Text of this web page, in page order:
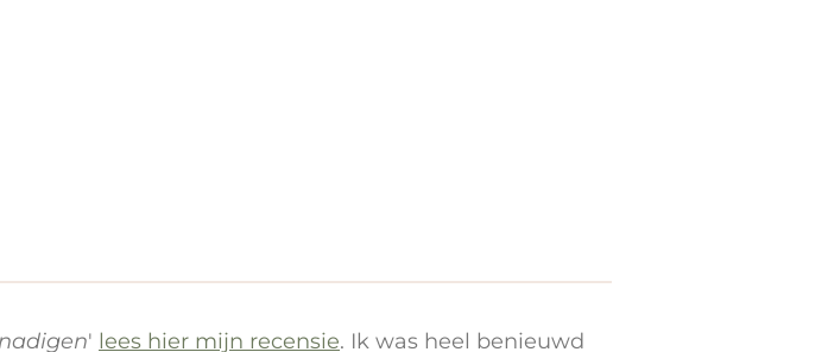
' lees hier mijn recensie. Ik was heel benieuwd